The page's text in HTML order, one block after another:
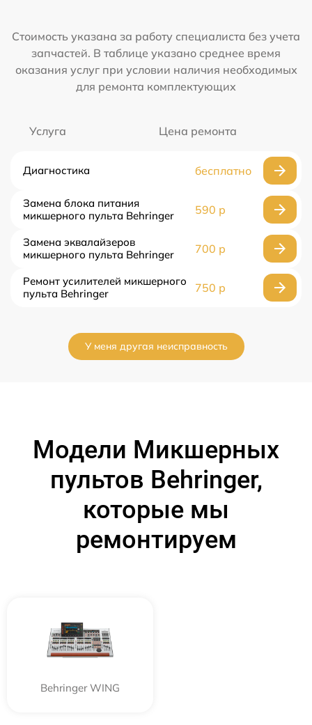
Стоимость указана за работу специалиста без учета
запчастей. В таблице указано среднее время
оказания услуг при условии наличия необходимых
для ремонта комплектующих
Услуга Цена ремонта
Диагностика бесплатно
Замена блока питания
микшерного пульта Behringer
590 р
Замена эквалайзеров
микшерного пульта Behringer
700 р
Ремонт усилителей микшерного
пульта Behringer
750 р
У меня другая неисправность
Модели Микшерных
пультов Behringer,
которые мы
ремонтируем
Behringer WING